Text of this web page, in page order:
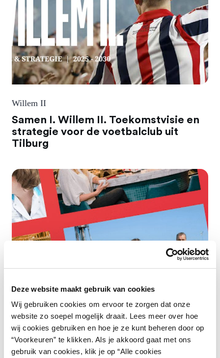
Deze website maakt gebruik van cookies
Wij gebruiken cookies om ervoor te zorgen dat onze
website zo soepel mogelijk draait. Lees meer over hoe
wij cookies gebruiken en hoe je ze kunt beheren door op
“Voorkeuren” te klikken. Als je akkoord gaat met ons
gebruik van cookies, klik je op “Alle cookies
Willem II
Samen I. Willem II. Toekomstvisie en
strategie voor de voetbalclub uit
Tilburg